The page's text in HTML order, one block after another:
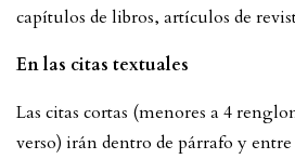
capítulos de libros, artículos de
En las citas textuales
Las citas cortas (menores a 4
verso) irán dentro de párrafo y